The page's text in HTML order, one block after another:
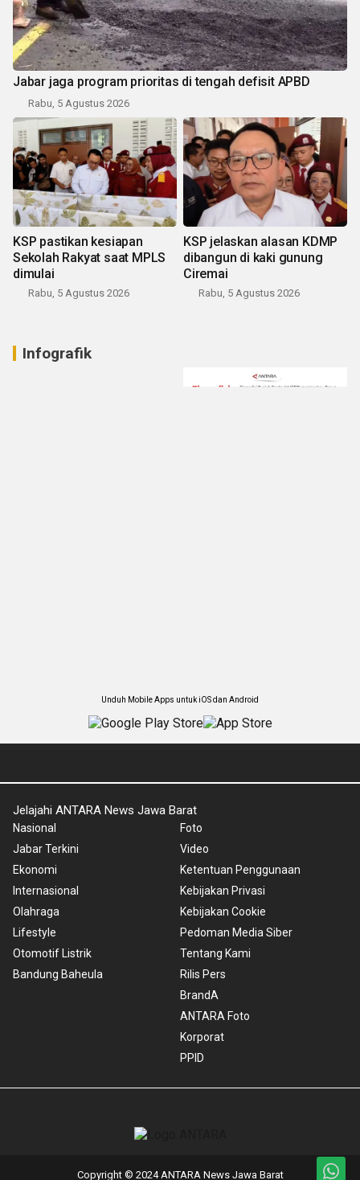
Jabar jaga program prioritas di tengah defisit APBD
Rabu, 5 Agustus 2026
KSP pastikan kesiapan
Sekolah Rakyat saat MPLS
dimulai
Rabu, 5 Agustus 2026
KSP jelaskan alasan KDMP
dibangun di kaki gunung
Ciremai
Rabu, 5 Agustus 2026
Infografik
Unduh Mobile Apps untuk iOS dan Android
Jelajahi ANTARA News Jawa Barat
Nasional
Jabar Terkini
Ekonomi
Internasional
Olahraga
Lifestyle
Otomotif Listrik
Bandung Baheula
Foto
Video
Ketentuan Penggunaan
Kebijakan Privasi
Kebijakan Cookie
Pedoman Media Siber
Tentang Kami
Rilis Pers
BrandA
ANTARA Foto
Korporat
PPID
Copyright © 2024 ANTARA News Jawa Barat